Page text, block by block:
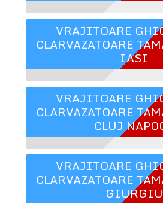
VRAJITOARE
CLARVAZATOARE
IASI
VRAJITOARE
CLARVAZATOARE
CLUJ
VRAJITOARE
CLARVAZATOARE
GIURGIU